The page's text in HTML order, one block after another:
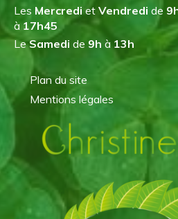
Les Mercredi et Vendredi de
à17h45
LeSamedi de 9h à 13h
Plan du site
Mentions légales